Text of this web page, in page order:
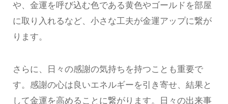
や、金運を呼び込む色である黄色やゴールドを部屋
に取り入れるなど、小さな工夫が金運アップに繋が
ります。
さらに、日々の感謝の気持ちを持つことも重要で
す。感謝の心は良いエネルギーを引き寄せ、結果と
して金運を高めることに繋がります。日々の出来事